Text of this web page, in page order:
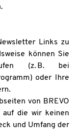
Links zu
können Sie
(z. B. bei
oder Ihre
von BREVO
auf die wir keinen
und Umfang der